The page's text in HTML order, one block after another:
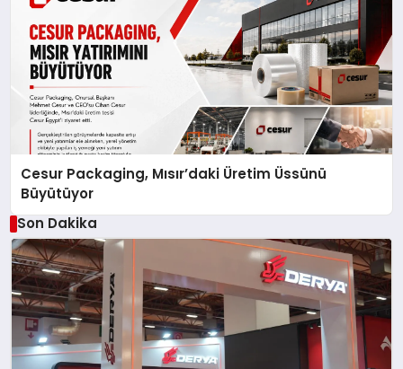
Cesur Packaging, Mısır’daki Üretim Üssünü
Büyütüyor
Son Dakika